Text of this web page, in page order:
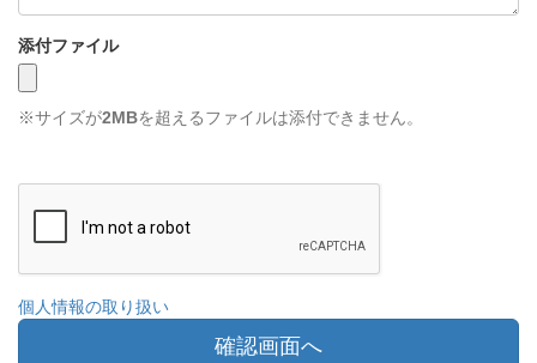
添付ファイル
※サイズが2MBを超えるファイルは添付できません。
個人情報の取り扱い
確認画面へ